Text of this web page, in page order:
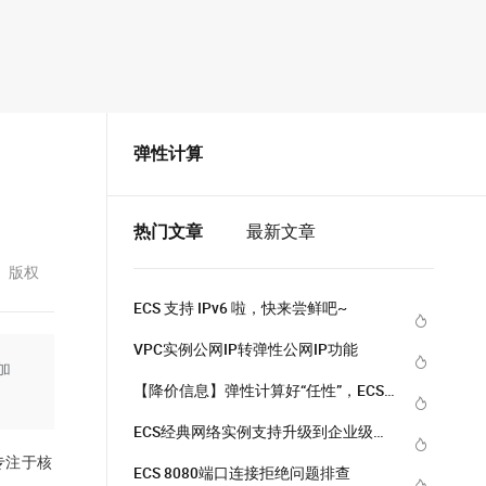
版权
注于核
弹性计算
热门文章 最新文章
ECS 支持 IPv6 啦，快来尝鲜吧~
VPC实例公网IP转弹性公网IP功能
【降价信息】弹性计算好“任性”，ECS
ECS经典网络实例支持升级到企业级实
ECS 8080端口连接拒绝问题排查